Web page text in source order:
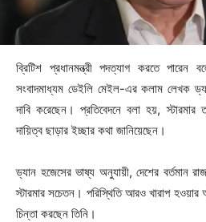
ব্রিটিশ প্রধানমন্ত্রী পদত্যাগ করতে পারেন
সংবাদমাধ্যম ডেইলি মেইল-এর কলাম লেখক
দাবি করেছেন। প্রতিবেদনে বলা হয়, স্টারমার
দায়িত্ব ছাড়ার ইচ্ছার কথা জানিয়েছেন।
ড্যান হজেসের ভাষ্য অনুযায়ী, দেশের বর্তমান
স্টারমার সচেতন। পরিস্থিতি আরও খারাপ
চিন্তা করছেন তিনি।